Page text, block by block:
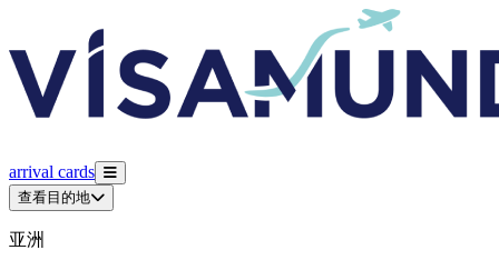
arrival cards
查看目的地
亚洲